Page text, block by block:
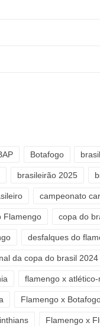
Botafogo
brasileirão 2025
campeonato
Flamengo copa do
desfalques do
da copa do brasil 2024
flamengo x atlético-
Flamengo x
Flamengo x